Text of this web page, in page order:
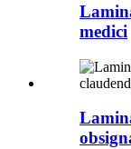
medici